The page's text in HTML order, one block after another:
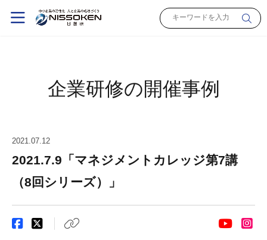
企業研修の開催事例
2021.07.12
2021.7.9「マネジメントカレッジ第7講
（8回シリーズ）」